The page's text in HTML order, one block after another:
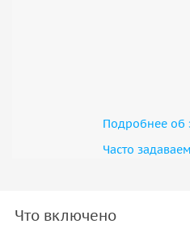
Подробнее об
Часто
Что включено